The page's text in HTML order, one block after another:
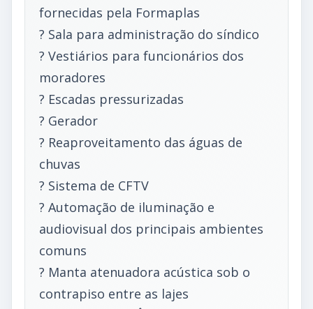
fornecidas pela Formaplas
? Sala para administração do síndico
? Vestiários para funcionários dos
moradores
? Escadas pressurizadas
? Gerador
? Reaproveitamento das águas de
chuvas
? Sistema de CFTV
? Automação de iluminação e
audiovisual dos principais ambientes
comuns
? Manta atenuadora acústica sob o
contrapiso entre as lajes